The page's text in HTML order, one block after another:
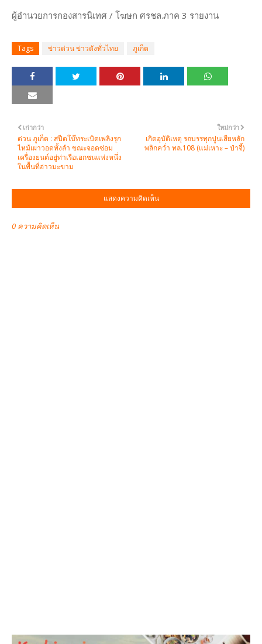
ผู้อำนวยการกองสารนิเทศ / โฆษก ศรชล.ภาค 3 รายงาน
Tags ข่าวด่วน ข่าวดังทั่วไทย ภูเก็ต
ใหม่กว่า
เกิดอุบัติเหตุ รถบรรทุกปูนเสียหลัก
พลิกคว่ำ ทล.108 (แม่เหาะ – ป่าจี้)
เก่ากว่า
ด่วน ภูเก็ต : สปีดโบ๊ทระเบิดเพลิงรุก
ไหม้เผาวอดทั้งลำ ขณะจอดซ่อม
เครื่องยนต์อยู่ท่าเรือเอกชนแห่งหนึ่ง
ในพื้นที่อ่าวมะขาม
แสดงความคิดเห็น
0 ความคิดเห็น